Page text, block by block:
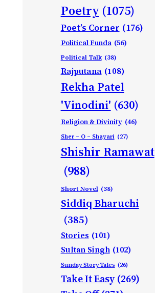
Poetry (1075)
Poet’s Corner (176)
Political Funda (56)
Political Talk (38)
Rajputana (108)
Rekha Patel
'Vinodini' (630)
Religion & Divinity (46)
Sher – O – Shayari (27)
Shishir Ramawat
(988)
Short Novel (38)
Siddiq Bharuchi
(385)
Stories (101)
Sultan Singh (102)
Sunday Story Tales (26)
Take It Easy (269)